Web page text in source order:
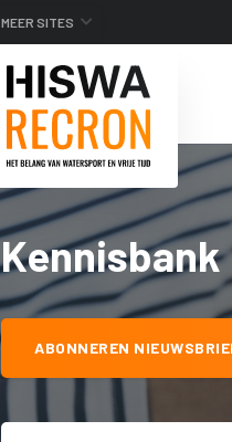
MEER SITES
Kennisbank
ABONNEREN